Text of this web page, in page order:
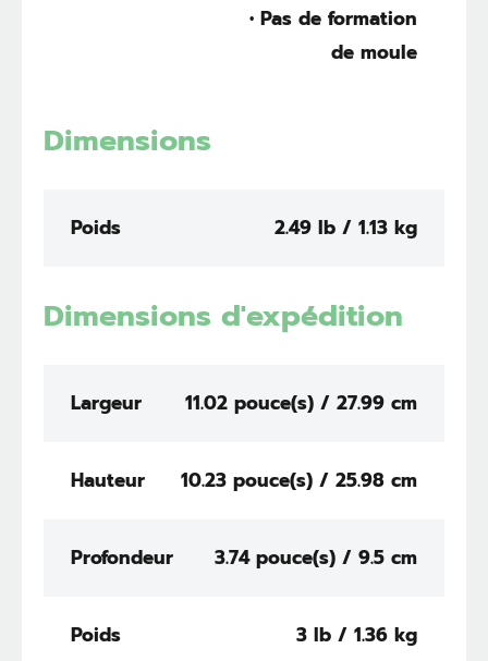
• Pas de formation
de moule
Dimensions
Poids 2.49 lb / 1.13 kg
Dimensions d'expédition
Largeur 11.02 pouce(s) / 27.99 cm
Hauteur 10.23 pouce(s) / 25.98 cm
Profondeur 3.74 pouce(s) / 9.5 cm
Poids 3 lb / 1.36 kg